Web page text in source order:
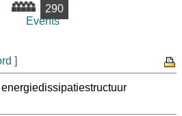
290
Events
]